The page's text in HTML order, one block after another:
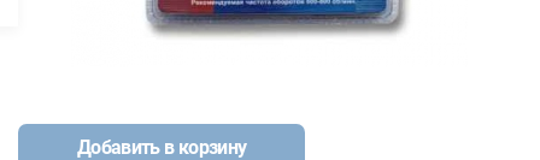
Добавить в корзину